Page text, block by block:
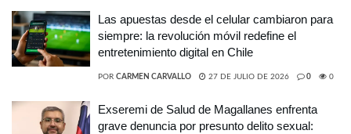
Las apuestas desde el celular cambiaron para
siempre: la revolución móvil redefine el
entretenimiento digital en Chile
POR CARMEN CARVALLO 27 DE JULIO DE 2026 0 0
Exseremi de Salud de Magallanes enfrenta
grave denuncia por presunto delito sexual: